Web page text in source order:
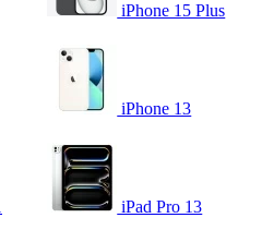
iPhone 15 Plus
iPhone 13
iPad Pro 13